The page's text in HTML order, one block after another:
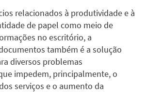
relacionados à produtividade e à
de papel como meio de
no escritório, a
também é a solução
diversos problemas
impedem, principalmente, o
serviços e o aumento da